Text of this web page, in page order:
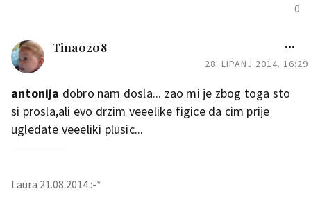
0
Tina0208
28. LIPANJ 2014. 16:29
antonija dobro nam dosla... zao mi je zbog toga sto
si prosla,ali evo drzim veeelike figice da cim prije
ugledate veeeliki plusic...
Laura 21.08.2014 :-*